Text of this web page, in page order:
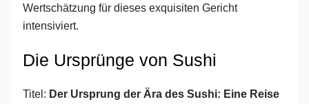
Wertschätzung für dieses exquisiten Gericht
intensiviert.
Die Ursprünge von Sushi
Titel: Der Ursprung der Ära des Sushi: Eine Reise